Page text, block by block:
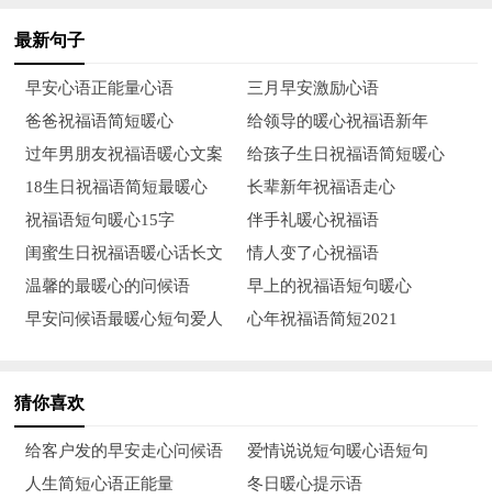
份心意，几分挂牵。春节将至，贺岁提前！
10、敲起锣，打起鼓，开心祝福又一年，愿你来年生活美美
美，钞票多多多，幸福满满满，好运旺旺旺。新春快乐！
11、鉴于你去年的良好表现，新年将至，财运将一如既往地
眷顾你，好运将源源不断地流向你，幸运将频繁地降临你，如将
此短信转发给好友，幸福将永远跟随你！
12、吉祥鞭炮响彻云霄，祈祷父母健康安好，盼望孩子茁壮
成长，守望爱人携手到老。你除夕快乐，和幸福抱抱！
酒，放点鞭炮；饺子下锅，短信发爆；家的气氛，年的味道；除
夕春晚，中国创造！祝除夕阖家欢乐！
14、烟花灿灿，爆竹声声，相距虽远仍能感受到的明媚笑
最新句子
早安心语正能量心语
三月早安激励心语
爸爸祝福语简短暖心
给领导的暖心祝福语新年
过年男朋友祝福语暖心文案
给孩子生日祝福语简短暖心
18生日祝福语简短最暖心
长辈新年祝福语走心
祝福语短句暖心15字
伴手礼暖心祝福语
闺蜜生日祝福语暖心话长文
情人变了心祝福语
温馨的最暖心的问候语
早上的祝福语短句暖心
早安问候语最暖心短句爱人
心年祝福语简短2021
猜你喜欢
给客户发的早安走心问候语
爱情说说短句暖心语短句
人生简短心语正能量
冬日暖心提示语